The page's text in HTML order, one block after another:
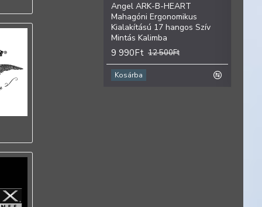
Ergonomikus
17 hangos Szív
Angel ARK-B-SUN Mahagóni
Ergonomikus Kialakítású 17
hangos Nap Mintás Kalimba
9 990Ft 12 500Ft
Kosárba